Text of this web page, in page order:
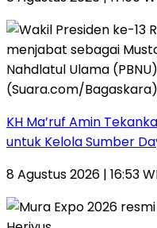
KH Ma’ruf Amin
untuk Kelola Sumber
8 Agustus 2026 | 16:53